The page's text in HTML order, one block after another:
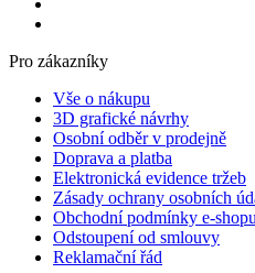
Pro zákazníky
Vše o nákupu
3D grafické návrhy
Osobní odběr v prodejně
Doprava a platba
Elektronická evidence tržeb
Zásady ochrany osobních
Obchodní podmínky e-shopu
Odstoupení od smlouvy
Reklamační řád